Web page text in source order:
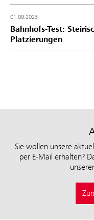
01.09.2023
Bahnhofs-Test:
Platzierungen
Sie wollen unsere
per E-Mail erhalten?